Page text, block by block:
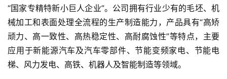
首
页
融
资
报
“国家专精特新小巨人企业”。公司拥有行业少有的毛坯、机
械加工和表面处理全流程的生产制造能力，产品具有“高矫
顽力、高一致性、高热稳定性、高耐腐蚀性”等特点，主要
应用于新能源汽车及汽车零部件、节能变频家电、节能电
梯、风力发电、高铁、机器人及智能制造等领域。